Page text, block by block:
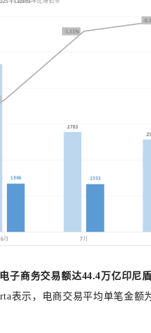
子商务交易额达44.4万亿印尼
表示，电商交易平均单笔金